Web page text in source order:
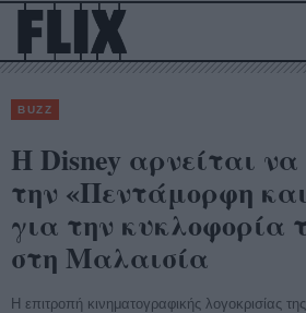
BUZZ
Η Disney αρνείται να
την «Πεντάμορφη
για την κυκλοφορία
στη Μαλαισία
Η επιτροπή κινηματογραφικής λογοκρισίας